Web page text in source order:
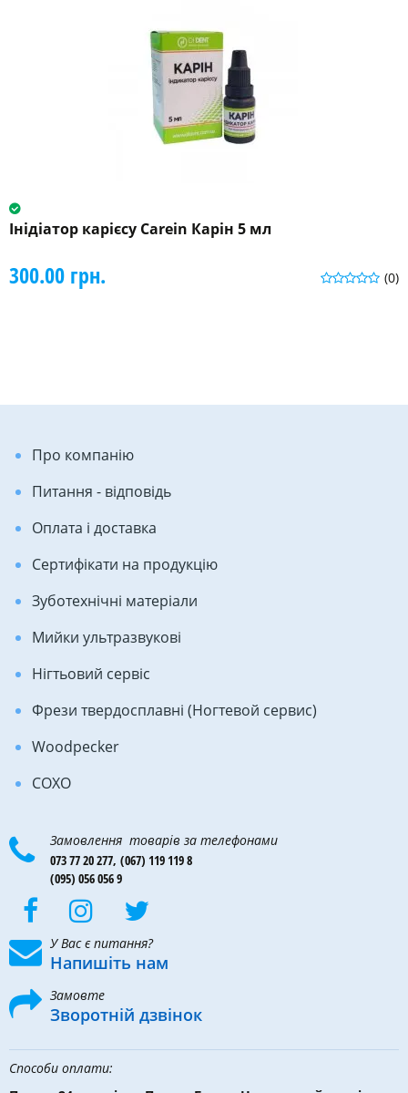
Інідіатор карієсу Carein Карін 5 мл
(0)
300.00 грн.
Про компанію
Питання - відповідь
Оплата і доставка
Сертифікати на продукцію
Зуботехнічні матеріали
Мийки ультразвукові
Нігтьовий сервіс
Фрези твердосплавні (Ногтевой сервис)
Woodpecker
COXO
Замовлення товарів за телефонами
073 77 20 277, (067) 119 119 8
(095) 056 056 9
У Вас є питання?
Напишіть нам
Замовте
Зворотній дзвінок
Способи оплати: